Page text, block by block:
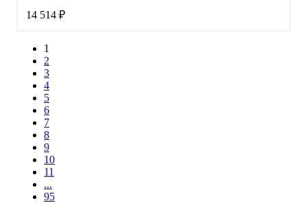
14 514 ₽
1
2
3
4
5
6
7
8
9
10
11
...
95